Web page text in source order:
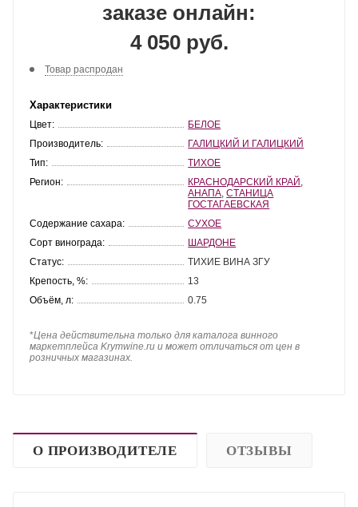
заказе онлайн:
4 050 руб.
Товар распродан
Характеристики
Цвет:
БЕЛОЕ
Производитель:
ГАЛИЦКИЙ И ГАЛИЦКИЙ
Тип:
ТИХОЕ
Регион:
КРАСНОДАРСКИЙ КРАЙ
АНАПА ,СТАНИЦА
ГОСТАГАЕВСКАЯ
Содержание сахара:
СУХОЕ
Сорт винограда:
ШАРДОНЕ
Статус:
ТИХИЕ ВИНА ЗГУ
Крепость, %:
13
Объём, л:
0.75
*Цена действительна только для каталога винного
маркетплейса Krymwine.ru и может отличаться от цен в
розничных магазинах.
О ПРОИЗВОДИТЕЛЕ ОТЗЫВЫ